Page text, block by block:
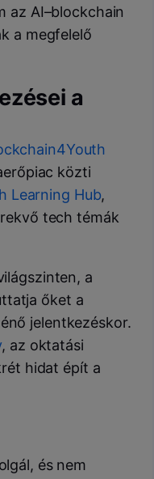
az AI–blockchain
a megfelelő
a
közti
Learning Hub,
tech témák
a
őket a
jelentkezéskor.
, az oktatási
hidat épít a
és nem